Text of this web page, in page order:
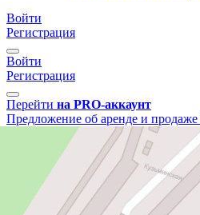
Войти
Регистрация
Войти
Регистрация
Перейти на PRO-аккаунт
Предложение об аренде и продаже